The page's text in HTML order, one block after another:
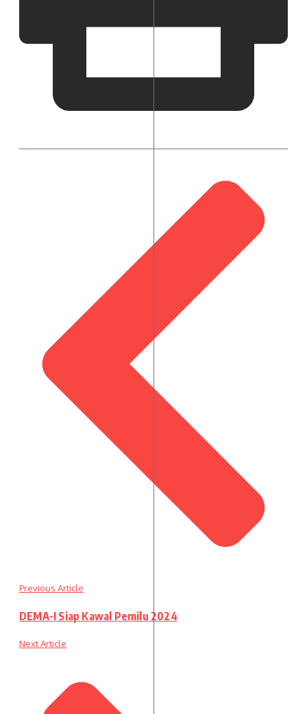
Previous Article
DEMA-I Siap Kawal Pemilu 2024
Next Article